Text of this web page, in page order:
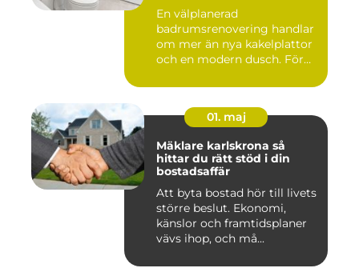
En välplanerad
badrumsrenovering handlar
om mer än nya kakelplattor
och en modern dusch. För
01. maj
Mäklare karlskrona så
hittar du rätt stöd i din
bostadsaffär
Att byta bostad hör till livets
större beslut. Ekonomi,
känslor och framtidsplaner
vävs ihop, och må...